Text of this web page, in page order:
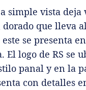
simple vista deja
que lleva
se presenta
El logo de RS se
panal y en la
con detalles